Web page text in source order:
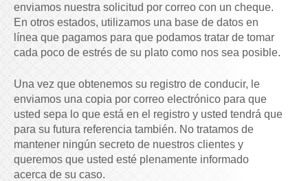
enviamos nuestra solicitud por correo con un cheque.
En otros estados, utilizamos una base de datos en
línea que pagamos para que podamos tratar de tomar
cada poco de estrés de su plato como nos sea posible.
Una vez que obtenemos su registro de conducir, le
enviamos una copia por correo electrónico para que
usted sepa lo que está en el registro y usted tendrá que
para su futura referencia también. No tratamos de
mantener ningún secreto de nuestros clientes y
queremos que usted esté plenamente informado
acerca de su caso.